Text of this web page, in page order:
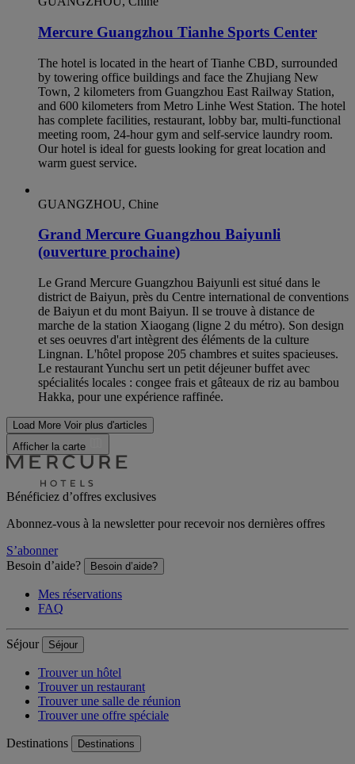
Mercure Guangzhou Tianhe Sports Center
The hotel is located in the heart of Tianhe CBD, surrounded
by towering office buildings and face the Zhujiang New
Town, 2 kilometers from Guangzhou East Railway Station,
and 600 kilometers from Metro Linhe West Station. The hotel
has complete facilities, restaurant, lobby bar, multi-functional
meeting room, 24-hour gym and self-service laundry room.
Our hotel is ideal for guests looking for great location and
warm guest service.
GUANGZHOU, Chine
Grand Mercure Guangzhou Baiyunli
(ouverture prochaine)
Le Grand Mercure Guangzhou Baiyunli est situé dans le
district de Baiyun, près du Centre international de conventions
de Baiyun et du mont Baiyun. Il se trouve à distance de
marche de la station Xiaogang (ligne 2 du métro). Son design
et ses oeuvres d'art intègrent des éléments de la culture
Lingnan. L'hôtel propose 205 chambres et suites spacieuses.
Le restaurant Yunchu sert un petit déjeuner buffet avec
spécialités locales : congee frais et gâteaux de riz au bambou
Hakka, pour une expérience raffinée.
Load More Voir plus d'articles
Afficher la carte
Bénéficiez d’offres exclusives
Abonnez-vous à la newsletter pour recevoir nos dernières offres
S’abonner
Besoin d’aide?
Besoin d’aide?
Mes réservations
FAQ
Séjour Séjour
Trouver un hôtel
Trouver un restaurant
Trouver une salle de réunion
Trouver une offre spéciale
Destinations Destinations